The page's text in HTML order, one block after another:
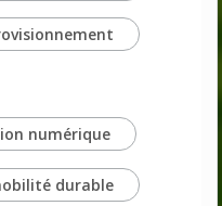
numérique
durable